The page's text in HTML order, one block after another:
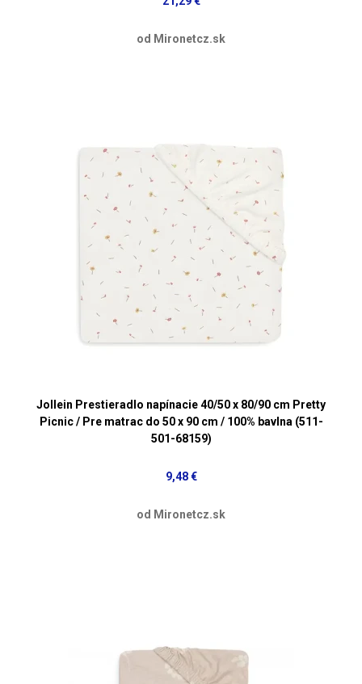
od Mironetcz.sk
Jollein Prestieradlo napínacie 40/50 x 80/90 cm Pretty
Picnic / Pre matrac do 50 x 90 cm / 100% bavlna (511-
501-68159)
9,48 €
od Mironetcz.sk